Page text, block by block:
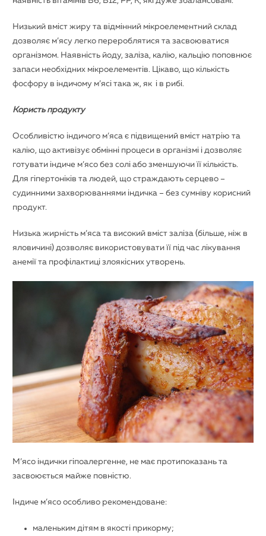
Низький вміст жиру та відмінний мікроелементний склад
дозволяє м’ясу легко перероблятися та засвоюватися
організмом. Наявність йоду, заліза, калію, кальцію поповнює
запаси необхідних мікроелементів. Цікаво, що кількість
фосфору в індичому м’ясі така ж, як і в рибі.
Користь продукту
Особливістю індичого м’яса є підвищений вміст натрію та
калію, що активізує обмінні процеси в організмі і дозволяє
готувати індиче м’ясо без солі або зменшуючи її кількість.
Для гіпертоніків та людей, що страждають серцево –
судинними захворюваннями індичка – без сумніву корисний
продукт.
Низька жирність м’яса та високий вміст заліза (більше, ніж в
яловичині) дозволяє використовувати її під час лікування
анемії та профілактиці злоякісних утворень.
М’ясо індички гіпоалергенне, не має протипоказань та
засвоюється майже повністю.
Індиче м’ясо особливо рекомендоване:
маленьким дітям в якості прикорму;